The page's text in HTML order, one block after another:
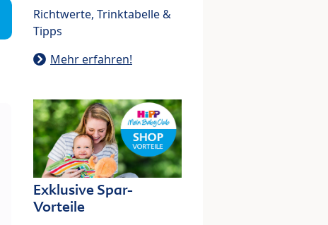
Richtwerte, Trinktabelle &
Tipps
Mehr erfahren!
Exklusive Spar-
Vorteile